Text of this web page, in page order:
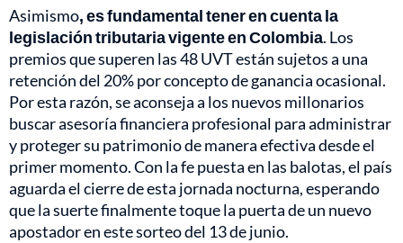
Asimismo, es fundamental tener en cuenta la
legislación tributaria vigente en Colombia. Los
premios que superen las 48 UVT están sujetos a una
retención del 20% por concepto de ganancia ocasional.
Por esta razón, se aconseja a los nuevos millonarios
buscar asesoría financiera profesional para administrar
y proteger su patrimonio de manera efectiva desde el
primer momento. Con la fe puesta en las balotas, el país
aguarda el cierre de esta jornada nocturna, esperando
que la suerte finalmente toque la puerta de un nuevo
apostador en este sorteo del 13 de junio.